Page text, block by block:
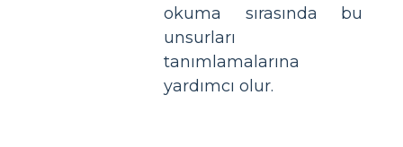
okuma sırasında bu
unsurları
tanımlamalarına
yardımcı olur.